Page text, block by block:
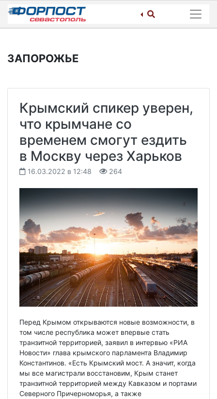
Skip
content
ЗАПОРОЖЬЕ
Крымский спикер уверен,
что крымчане со
временем смогут ездить
в Москву через Харьков
16.03.2022 в 12:48 264
Перед Крымом открываются новые возможности, в
том числе республика может впервые стать
транзитной территорией, заявил в интервью «РИА
Новости» глава крымского парламента Владимир
Константинов. «Есть Крымский мост. А значит, когда
мы все магистрали восстановим, Крым станет
транзитной территорией между Кавказом и портами
Северного Причерноморья, а также